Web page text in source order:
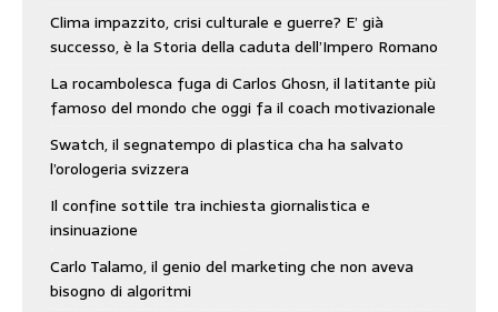
Clima impazzito, crisi culturale e guerre? E’ già
successo, è la Storia della caduta dell’Impero Romano
La rocambolesca fuga di Carlos Ghosn, il latitante più
famoso del mondo che oggi fa il coach motivazionale
Swatch, il segnatempo di plastica cha ha salvato
l’orologeria svizzera
Il confine sottile tra inchiesta giornalistica e
insinuazione
Carlo Talamo, il genio del marketing che non aveva
bisogno di algoritmi